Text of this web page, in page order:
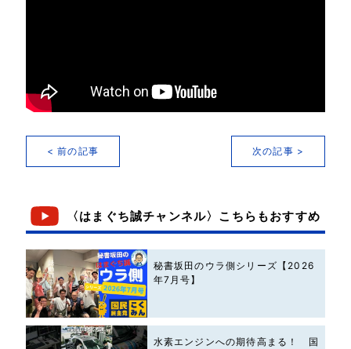
< 前の記事 次の記事 >
〈はまぐち誠チャンネル〉こちらもおすすめ
秘書坂田のウラ側シリーズ【2026
年7月号】
水素エンジンへの期待高まる！ 国